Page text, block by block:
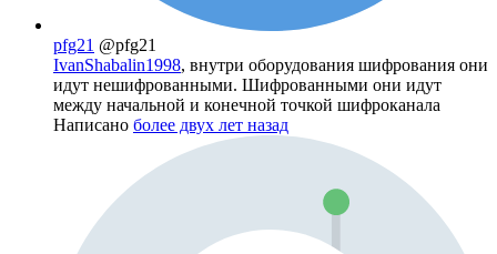
pfg21 @pfg21
IvanShabalin1998, внутри оборудования шифрования они
идут нешифрованными. Шифрованными они идут
между начальной и конечной точкой шифроканала
Написано более двух лет назад